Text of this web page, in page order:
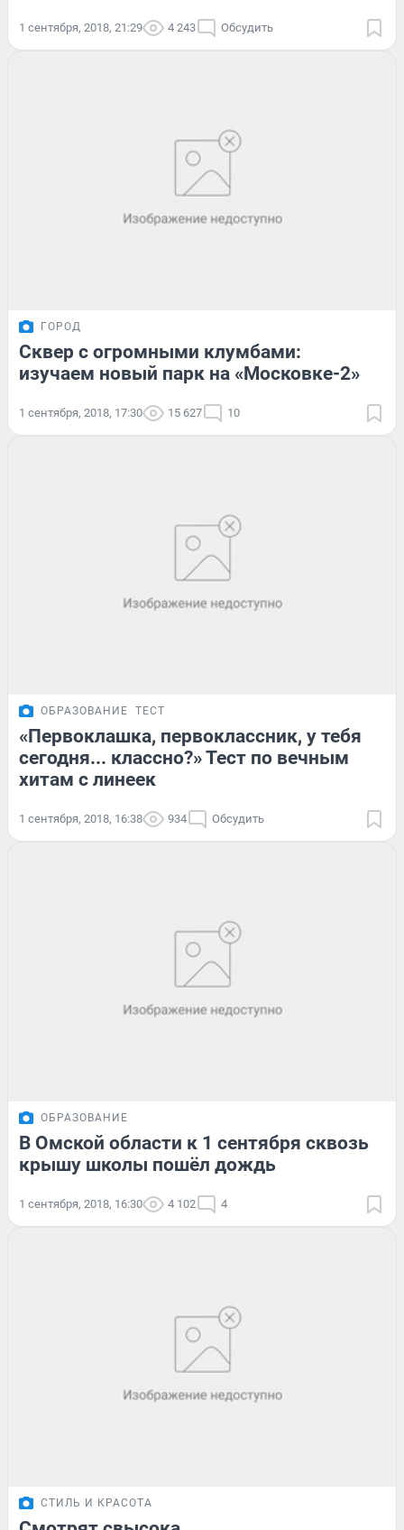
1 сентября, 2018, 21:29 4 243 Обсудить
ГОРОД
Сквер с огромными клумбами:
изучаем новый парк на «Московке-2»
1 сентября, 2018, 17:30 15 627 10
ОБРАЗОВАНИЕ ТЕСТ
«Первоклашка, первоклассник, у тебя
сегодня... классно?» Тест по вечным
хитам с линеек
1 сентября, 2018, 16:38 934 Обсудить
ОБРАЗОВАНИЕ
В Омской области к 1 сентября сквозь
крышу школы пошёл дождь
1 сентября, 2018, 16:30 4 102 4
СТИЛЬ И КРАСОТА